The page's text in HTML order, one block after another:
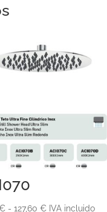
- 127,60 €Rango
IVA incluido